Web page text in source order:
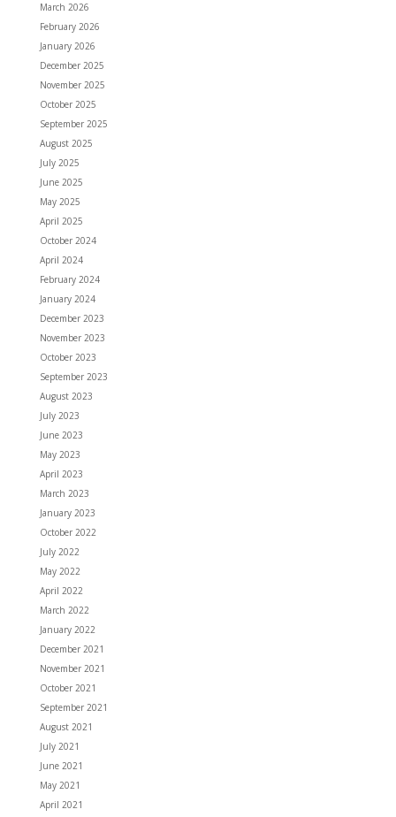
March 2026
February 2026
January 2026
December 2025
November 2025
October 2025
September 2025
August 2025
July 2025
June 2025
May 2025
April 2025
October 2024
April 2024
February 2024
January 2024
December 2023
November 2023
October 2023
September 2023
August 2023
July 2023
June 2023
May 2023
April 2023
March 2023
January 2023
October 2022
July 2022
May 2022
April 2022
March 2022
January 2022
December 2021
November 2021
October 2021
September 2021
August 2021
July 2021
June 2021
May 2021
April 2021